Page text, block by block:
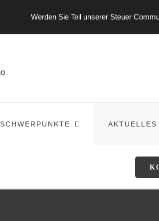
SCHWERPUNKTE AKTUELLES
Werden Sie Teil unserer Steuer